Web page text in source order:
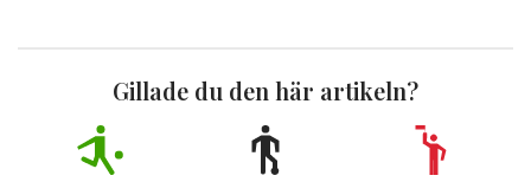
Gillade du den här artikeln?